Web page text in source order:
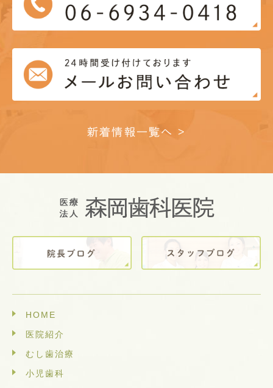
新着情報一覧へ >
HOME
医院紹介
むし歯治療
小児歯科